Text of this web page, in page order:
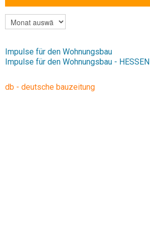
ARCHIV
Impulse für den Wohnungsbau
Impulse für den Wohnungsbau - HESSEN
db - deutsche bauzeitung